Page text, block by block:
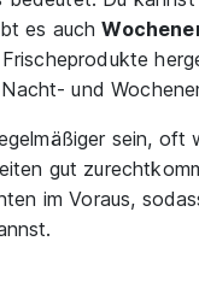
es auch
und
sein, oft
gut
im Voraus,